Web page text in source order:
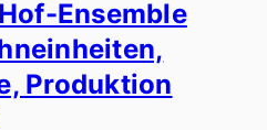
Ensemble
Produktion